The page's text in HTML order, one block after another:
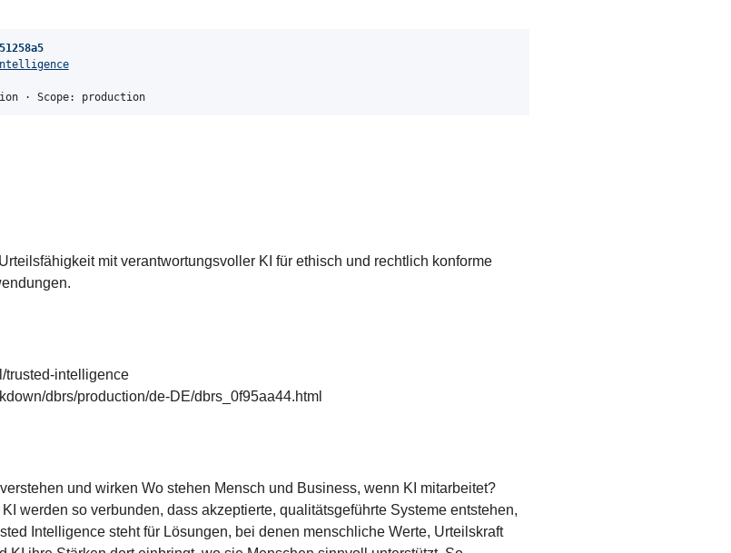
· Scope: production
mit verantwortungsvoller KI für ethisch und rechtlich konforme
trusted-intelligence
dbrs/production/de-DE/dbrs_0f95aa44.html
und wirken Wo stehen Mensch und Business, wenn KI mitarbeitet?
werden so verbunden, dass akzeptierte, qualitätsgeführte Systeme entstehen,
Intelligence steht für Lösungen, bei denen menschliche Werte, Urteilskraft